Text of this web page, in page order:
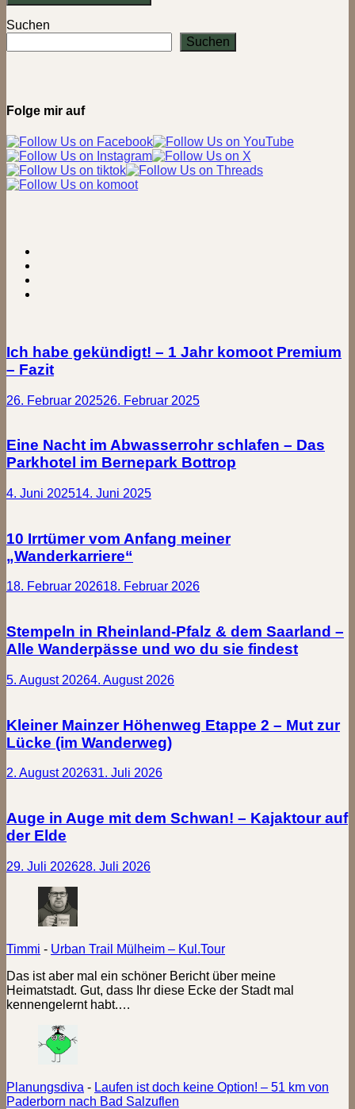
Suchen
Suchen
Folge mir auf
Ich habe gekündigt! – 1 Jahr komoot Premium
– Fazit
26. Februar 202526. Februar 2025
Eine Nacht im Abwasserrohr schlafen – Das
Parkhotel im Bernepark Bottrop
4. Juni 202514. Juni 2025
10 Irrtümer vom Anfang meiner
„Wanderkarriere“
18. Februar 202618. Februar 2026
Stempeln in Rheinland-Pfalz & dem Saarland –
Alle Wanderpässe und wo du sie findest
5. August 20264. August 2026
Kleiner Mainzer Höhenweg Etappe 2 – Mut zur
Lücke (im Wanderweg)
2. August 202631. Juli 2026
Auge in Auge mit dem Schwan! – Kajaktour auf
der Elde
29. Juli 202628. Juli 2026
Timmi - Urban Trail Mülheim – Kul.Tour
Das ist aber mal ein schöner Bericht über meine
Heimatstadt. Gut, dass Ihr diese Ecke der Stadt mal
kennengelernt habt.…
Planungsdiva - Laufen ist doch keine Option! – 51 km von
Paderborn nach Bad Salzuflen